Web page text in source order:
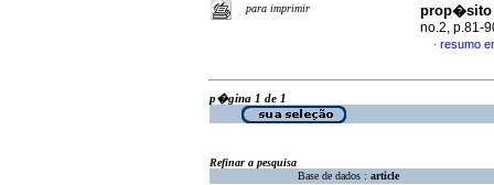
para imprimir
prop�sito
no.2, p.81-
· resumo
p�gina 1 de 1
Refinar a pesquisa
Base de dados : article